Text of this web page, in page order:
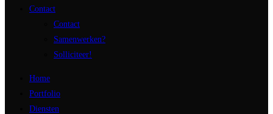
Contact
Contact
Samenwerken?
Solliciteer!
Home
Portfolio
Diensten